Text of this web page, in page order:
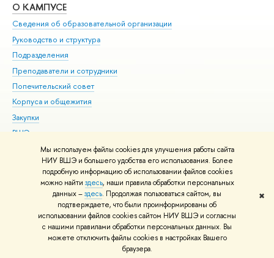
Мы используем файлы cookies для улучшения работы сайта
НИУ ВШЭ и большего удобства его использования. Более
подробную информацию об использовании файлов cookies
можно найти здесь, наши правила обработки персональных
данных –здесь. Продолжая пользоваться сайтом, вы
подтверждаете, что были проинформированы об
использовании файлов cookies сайтом НИУ ВШЭ и согласны
с нашими правилами обработки персональных данных. Вы
можете отключить файлы cookies в настройках Вашего
браузера.
✖
О КАМПУСЕ
Сведения об образовательной организации
Руководство и структура
Подразделения
Преподаватели и сотрудники
Попечительский совет
Корпуса и общежития
Закупки
ВШЭ для студентов с ограниченными возможностями
здоровья и инвалидностью
Версия для слабовидящих
Единая платежная страница
© НИУ ВШЭ 1993–2026 Адреса и контакты Условия использования
материалов Политика конфиденциальности Карта сайта
Шрифты HSE Sans и HSE Slab разработаны вШколе дизайна НИУ ВШЭ